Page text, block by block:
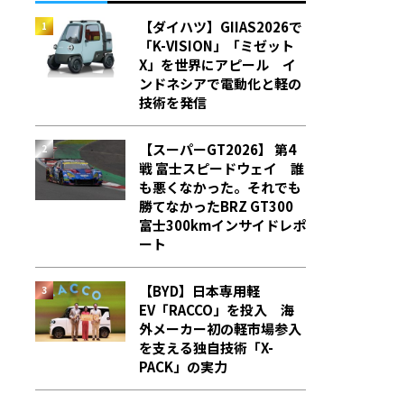
【ダイハツ】GIIAS2026で
「K-VISION」「ミゼット
X」を世界にアピール イ
ンドネシアで電動化と軽の
技術を発信
【スーパーGT2026】 第4
戦 富士スピードウェイ 誰
も悪くなかった。それでも
勝てなかった――BRZ GT300
富士300kmインサイドレポ
ート
【BYD】日本専用軽
EV「RACCO」を投入 海
外メーカー初の軽市場参入
を支える独自技術「X-
PACK」の実力